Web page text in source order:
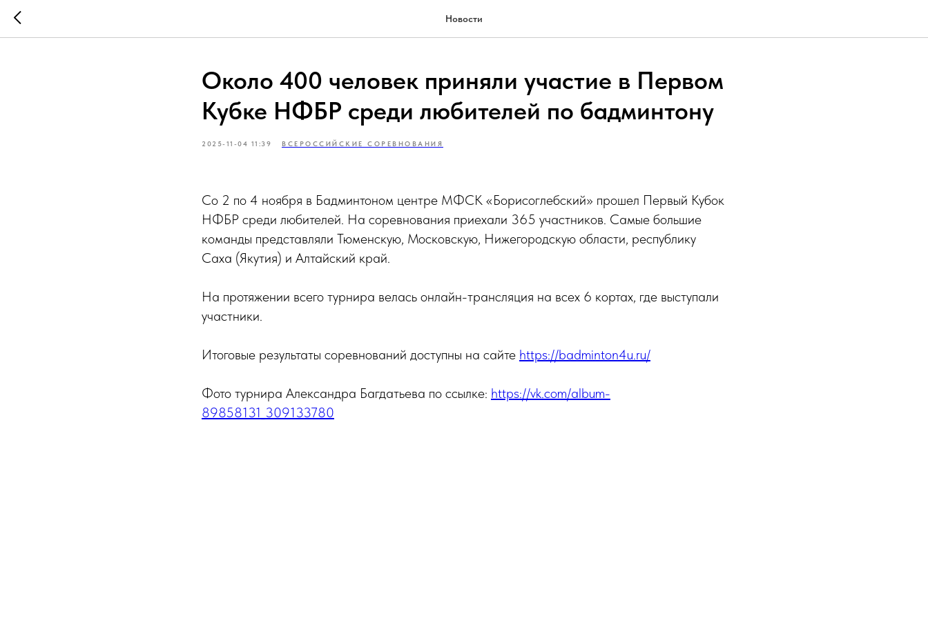
Новости
Около 400 человек приняли участие в Первом
Кубке НФБР среди любителей по бадминтону
2025-11-04 11:39 ВСЕРОССИЙСКИЕ СОРЕВНОВАНИЯ
Со 2 по 4 ноября в Бадминтоном центре МФСК «Борисоглебский» прошел Первый Кубок
НФБР среди любителей. На соревнования приехали 365 участников. Самые большие
команды представляли Тюменскую, Московскую, Нижегородскую области, республику
Саха (Якутия) и Алтайский край.
На протяжении всего турнира велась онлайн-трансляция на всех 6 кортах, где выступали
участники.
Итоговые результаты соревнований доступны на сайте https://badminton4u.ru/
Фото турнира Александра Багдатьева по ссылке: https://vk.com/album-
89858131_309133780